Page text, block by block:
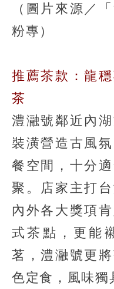
（圖片來源／
粉專）
推薦茶款：龍
茶
澧瀜號鄰近內
裝潢營造古風
餐空間，十分
聚。店家主打
內外各大獎項
式茶點，更能
茗，澧瀜號更
色定食，風味獨